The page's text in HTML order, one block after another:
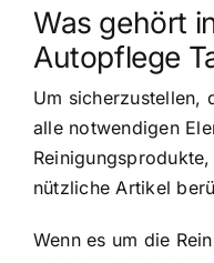
Was gehört
Autopflege
Um sicherzustellen,
alle notwendigen
nützliche Artikel
Wenn es um die